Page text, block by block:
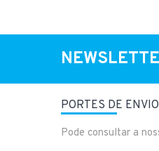
PORTES DE ENVIO
Pode consultar a